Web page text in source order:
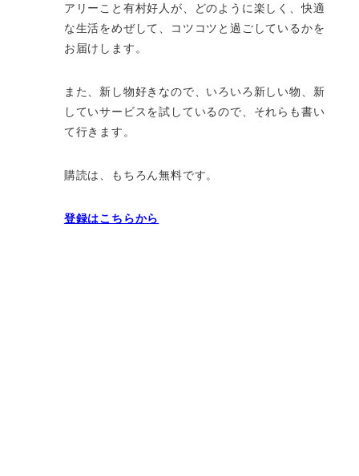
アリーこと有村好人が、どのように楽しく、快適
な生活をめぜして、 コツコツと過ごしているかを
お届けします。
また、新し物好きなので、いろいろ新しい物、 新
していサービスを試しているので、それらも書い
て行きます。
購読は、もちろん無料です。
登録はこちらから